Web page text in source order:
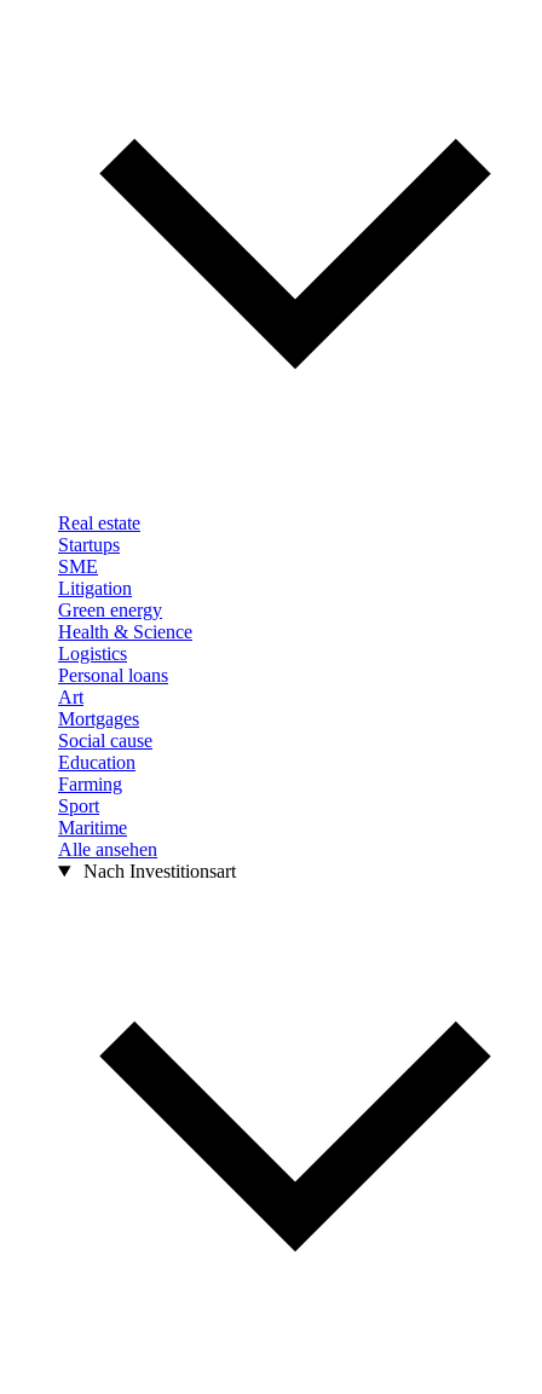
Real estate
Startups
SME
Litigation
Green energy
Health & Science
Logistics
Personal loans
Art
Mortgages
Social cause
Education
Farming
Sport
Maritime
Alle ansehen
Nach Investitionsart